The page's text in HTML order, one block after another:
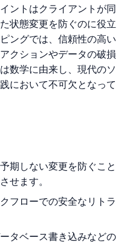
ントはクライアントが同
状態変更を防ぐのに役立
ングでは、信頼性の高い
クションやデータの破損
数学に由来し、現代のソ
において不可欠となって
期しない変更を防ぐこと
せます。
フローでの安全なリトラ
タベース書き込みなどの